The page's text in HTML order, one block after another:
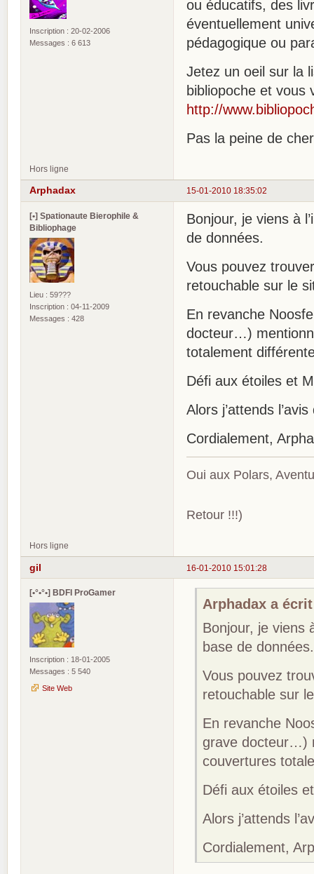
Inscription : 20-02-2006
Messages : 6 613
ou éducatifs, des
éventuellement
pédagogique ou
Jetez un oeil sur la
bibliopoche et vous
http://
Pas la peine de
Hors ligne
15-01-2010 18:35:02
Arphadax
[•] Spationaute Bierophile &
Bibliophage
Lieu : 59???
Inscription : 04-11-2009
Messages : 428
Bonjour, je viens à
de données.
Vous pouvez
retouchable sur le
En revanche
docteur…)
totalement
Défi aux étoiles et
Alors j’attends
Cordialement,
Oui aux Polars,
Retour !!!)
Hors ligne
16-01-2010 15:01:28
gil
[•°•°•] BDFI ProGamer
Inscription : 18-01-2005
Messages : 5 540
Site Web
Arphadax a
Bonjour, je viens
base de données.
Vous pouvez
retouchable sur
En revanche
grave docteur…)
couvertures
Défi aux étoiles
Alors j’attends
Cordialement,